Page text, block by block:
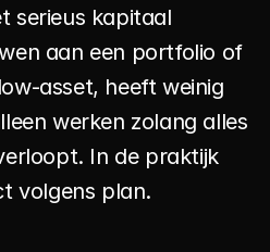
serieus kapitaal
aan een portfolio of
asset, heeft weinig
werken zolang alles
In de praktijk
volgens plan.